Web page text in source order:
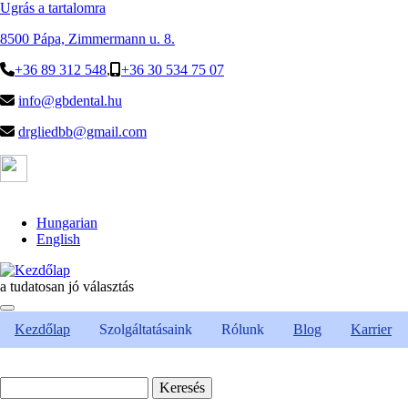
Ugrás a tartalomra
8500 Pápa, Zimmermann u. 8.
+36 89 312 548,
+36 30 534 75 07
info@gbdental.hu
drgliedbb@gmail.com
Hungarian
English
a tudatosan jó választás
Kezdőlap Szolgáltatásaink Rólunk Blog Karrier